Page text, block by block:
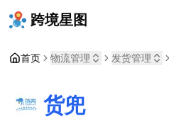
跨境星图
首页 物流管理 发货管理
货兜